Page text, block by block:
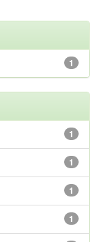
1
1
1
1
1